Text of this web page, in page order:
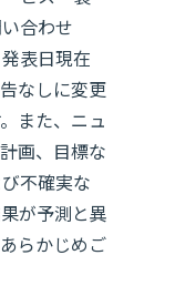
合わせ
表日現在
なしに変更
また、ニュ
画、目標な
不確実な
が予測と異
らかじめご